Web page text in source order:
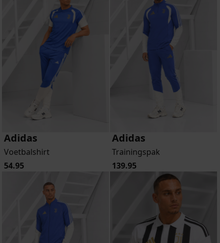
Adidas
Voetbalshirt
54.95
Adidas
Trainingspak
139.95